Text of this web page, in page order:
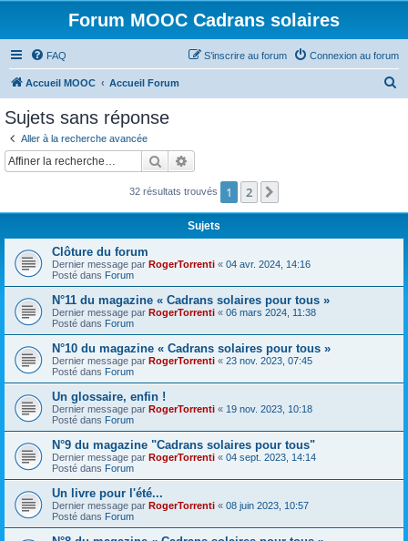
Forum MOOC Cadrans solaires
FAQ Connexion au forum
S’inscrire au forum
Accueil MOOC Accueil Forum
c
Sujets sans réponse
Aller à la recherche avancée
Rechercher
32 résultats trouvés 1 2
Sujets
Clôture du forum
Dernier message par RogerTorrenti « 04 avr. 2024, 14:16
Posté dans Forum
N°11 du magazine « Cadrans solaires pour tous »
Dernier message par RogerTorrenti « 06 mars 2024, 11:38
Posté dans Forum
N°10 du magazine « Cadrans solaires pour tous »
Dernier message par RogerTorrenti « 23 nov. 2023, 07:45
Posté dans Forum
Un glossaire, enfin !
Dernier message par RogerTorrenti « 19 nov. 2023, 10:18
Posté dans Forum
N°9 du magazine "Cadrans solaires pour tous"
Dernier message par RogerTorrenti « 04 sept. 2023, 14:14
Posté dans Forum
Un livre pour l'été...
Dernier message par RogerTorrenti « 08 juin 2023, 10:57
Posté dans Forum